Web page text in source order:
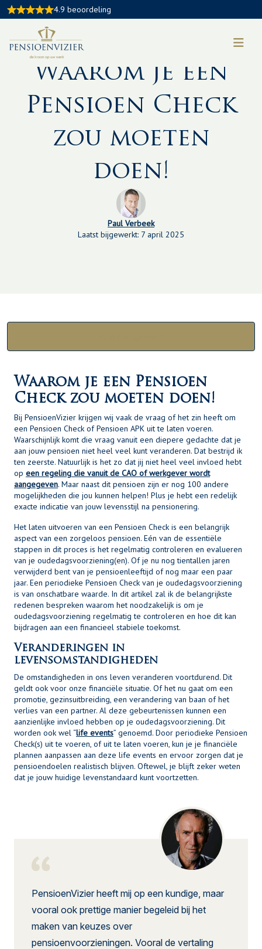
4.9 beoordeling
Waarom je een
Pensioen Check
zou moeten
doen!
Paul Verbeek
Laatst bijgewerkt: 7 april 2025
Waarom je een Pensioen
Check zou moeten doen!
Bij PensioenVizier krijgen wij vaak de vraag of het zin heeft om
een Pensioen Check of Pensioen APK uit te laten voeren.
Waarschijnlijk komt die vraag vanuit een diepere gedachte dat je
aan jouw pensioen niet heel veel kunt veranderen. Dat bestrijd ik
ten zeerste. Natuurlijk is het zo dat jij niet heel veel invloed hebt
op een regeling die vanuit de CAO of werkgever wordt
aangegeven. Maar naast dit pensioen zijn er nog 100 andere
mogelijkheden die jou kunnen helpen! Plus je hebt een redelijk
exacte indicatie van jouw levensstijl na pensionering.
Het laten uitvoeren van een Pensioen Check is een belangrijk
aspect van een zorgeloos pensioen. Eén van de essentiële
stappen in dit proces is het regelmatig controleren en evalueren
van je oudedagsvoorziening(en). Of je nu nog tientallen jaren
verwijderd bent van je pensioenleeftijd of nog maar een paar
jaar. Een periodieke Pensioen Check van je oudedagsvoorziening
is van onschatbare waarde. In dit artikel zal ik de belangrijkste
redenen bespreken waarom het noodzakelijk is om je
oudedagsvoorziening regelmatig te controleren en hoe dit kan
bijdragen aan een financieel stabiele toekomst.
Veranderingen in
levensomstandigheden
De omstandigheden in ons leven veranderen voortdurend. Dit
geldt ook voor onze financiële situatie. Of het nu gaat om een
promotie, gezinsuitbreiding, een verandering van baan of het
verlies van een partner. Al deze gebeurtenissen kunnen een
aanzienlijke invloed hebben op je oudedagsvoorziening. Dit
worden ook wel “life events” genoemd. Door periodieke Pensioen
Check(s) uit te voeren, of uit te laten voeren, kun je je financiële
plannen aanpassen aan deze life events en ervoor zorgen dat je
pensioendoelen realistisch blijven. Oftewel, je blijft zeker weten
dat je jouw huidige levenstandaard kunt voortzetten.
PensioenVizier heeft mij op een kundige, maar
vooral ook prettige manier begeleid bij het
maken van keuzes over
pensioenvoorzieningen. Vooral de vertaling